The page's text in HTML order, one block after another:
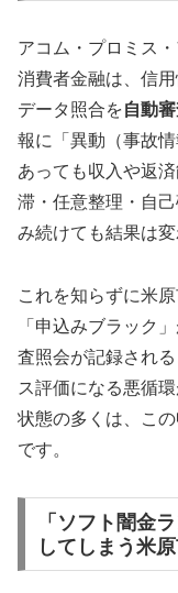
アコム・プロミス
消費者金融は、信
データ照合を自動
報に「異動（事故
あっても収入や返
滞・任意整理・自
み続けても結果は変
これを知らずに米
「申込みブラック
査照会が記録され
ス評価になる悪循
状態の多くは、こ
です。
「ソフト闇金
してしまう米